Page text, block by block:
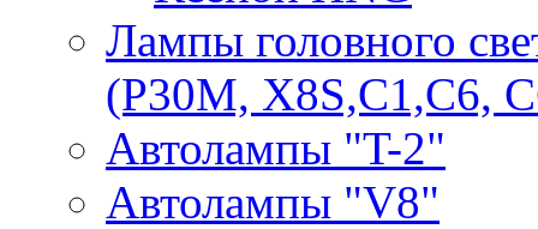
Лампы головного
(P30M, X8S,С1,С6,
Автолампы "T-2"
Автолампы "V8"